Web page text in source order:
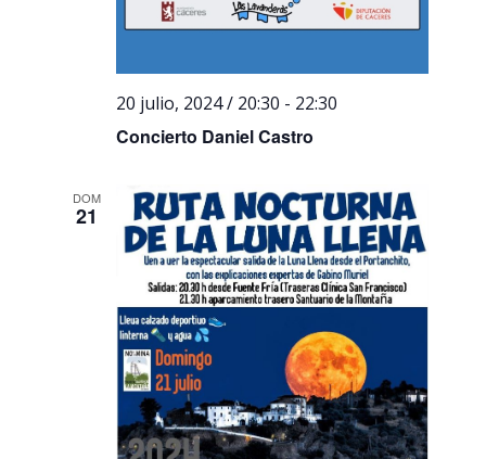
Concierto Daniel Castro
20 julio, 2024 / 20:30 - 22:30
DOM
21